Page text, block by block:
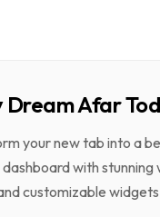
Dream Afar
your new tab into a
with stunning
customizable